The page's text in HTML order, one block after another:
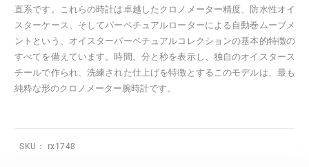
直系です。これらの時計は卓越したクロノメーター精度、防水性オイ
スターケース、そしてパーペチュアルローターによる自動巻ムーブメ
ントという、オイスターパーペチュアルコレクションの基本的特徴の
すべてを備えています。時間、分と秒を表示し、独自のオイスタース
チールで作られ、洗練された仕上げを特徴とするこのモデルは、最も
純粋な形のクロノメーター腕時計です。
SKU： rx1748